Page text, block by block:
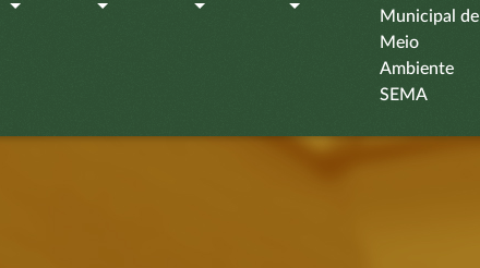
Municipal de
Meio
Ambiente
SEMA